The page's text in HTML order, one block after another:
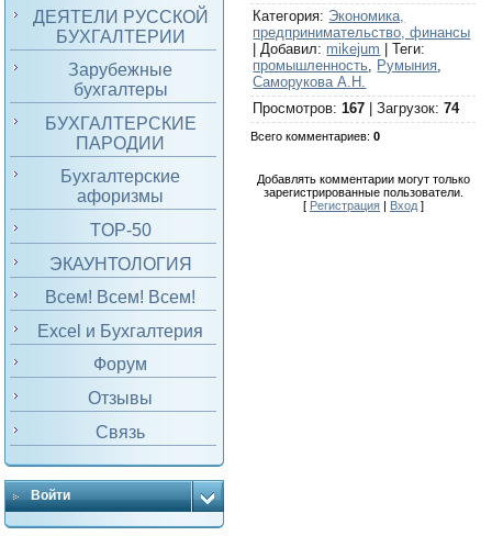
ДЕЯТЕЛИ РУССКОЙ
БУХГАЛТЕРИИ
Зарубежные
бухгалтеры
БУХГАЛТЕРСКИЕ
ПАРОДИИ
Бухгалтерские
афоризмы
TOP-50
ЭКАУНТОЛОГИЯ
Всем! Всем! Всем!
Excel и Бухгалтерия
Форум
Отзывы
Связь
Войти
Категория: Экономика,
предпринимательство, финансы
|Добавил: mikejum |Теги:
промышленность, Румыния,
Саморукова А.Н.
Просмотров:167 |Загрузок:74
Всего комментариев:0
Добавлять комментарии могут только
зарегистрированные пользователи.
[ Регистрация| Вход]